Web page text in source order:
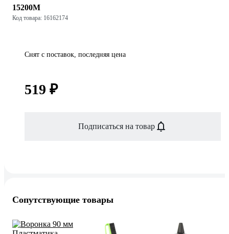
15200M
Код товара: 16162174
Снят с поставок, последняя цена
519 ₽
Подписаться на товар
Сопутствующие товары